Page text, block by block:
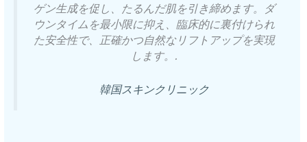
ゲン生成を促し、たるんだ肌を引き締めます。ダ
ウンタイムを最小限に抑え、臨床的に裏付けられ
た安全性で、正確かつ自然なリフトアップを実現
します。.
韓国スキンクリニック